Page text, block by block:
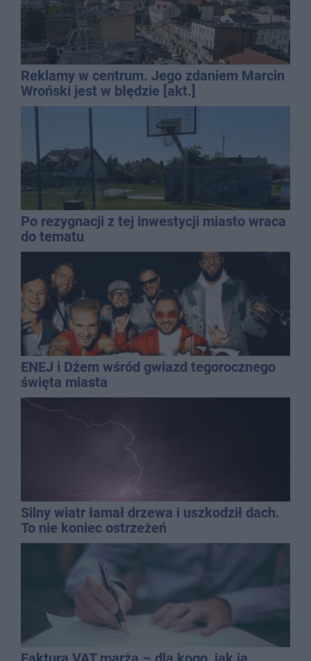
Reklamy w centrum. Jego zdaniem Marcin
Wroński jest w błędzie [akt.]
Po rezygnacji z tej inwestycji miasto wraca
do tematu
ENEJ i Dżem wśród gwiazd tegorocznego
święta miasta
Silny wiatr łamał drzewa i uszkodził dach.
To nie koniec ostrzeżeń